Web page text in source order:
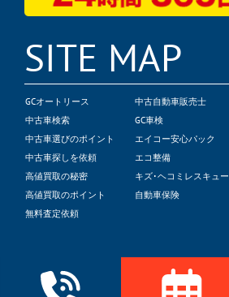
SITE MAP
GCオートリース
中古車検索
中古車選びのポイント
中古車探しを依頼
高値買取の秘密
高値買取のポイント
無料査定依頼
中古自動車販売士
GC車検
エイコー安心パック
エコ整備
キズ･ヘコミレスキュー
自動車保険